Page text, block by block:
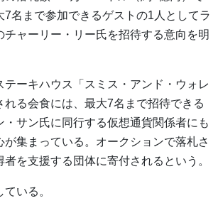
7名まで参加できるゲストの1人としてラ
チャーリー・リー氏を招待する意向を明
テーキハウス「スミス・アンド・ウォレ
れる会食には、最大7名まで招待できる
・サン氏に同行する仮想通貨関係者にも
が集まっている。オークションで落札さ
を支援する団体に寄付されるという。
いる。